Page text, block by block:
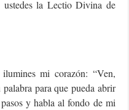
la Lectio Divina de
mi corazón: “Ven,
para que pueda abrir
y habla al fondo de mi